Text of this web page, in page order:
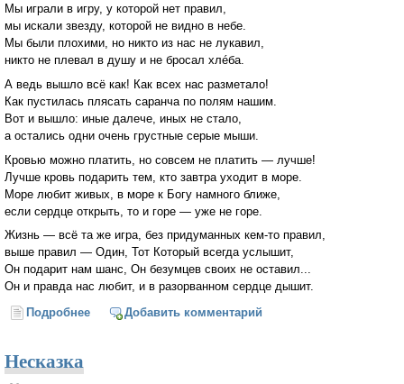
Мы играли в игру, у которой нет правил,
мы искали звезду, которой не видно в небе.
Мы были плохими, но никто из нас не лукавил,
никто не плевал в душу и не бросал хлéба.
А ведь вышло всё как! Как всех нас разметало!
Как пустилась плясать саранча по полям нашим.
Вот и вышло: иные далече, иных не стало,
а остались одни очень грустные серые мыши.
Кровью можно платить, но совсем не платить — лучше!
Лучше кровь подарить тем, кто завтра уходит в море.
Море любит живых, в море к Богу намного ближе,
если сердце открыть, то и горе — уже не горе.
Жизнь — всё та же игра, без придуманных кем-то правил,
выше правил — Один, Тот Который всегда услышит,
Он подарит нам шанс, Он безумцев своих не оставил...
Он и правда нас любит, и в разорванном сердце дышит.
Подробнее о Еще об играх
Добавить комментарий
Несказка